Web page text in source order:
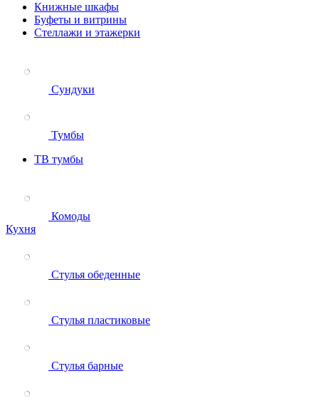
Книжные шкафы
Буфеты и витрины
Стеллажи и этажерки
Сундуки
Тумбы
ТВ тумбы
Комоды
Кухня
Стулья обеденные
Стулья пластиковые
Стулья барные